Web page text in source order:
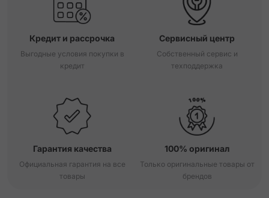
Кредит и рассрочка
Выгодные условия покупки в
кредит
Сервисный центр
Собственный сервис и
техподдержка
Гарантия качества
Официальная гарантия на все
товары
100% оригинал
Только оригинальные товары от
брендов